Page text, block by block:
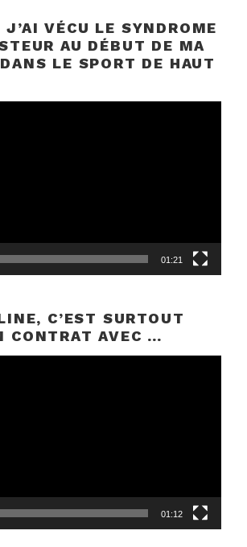
VÉCU LE SYNDROME
AU DÉBUT DE MA
LE SPORT DE HAUT
01:21
C’EST SURTOUT
CONTRAT AVEC …
01:12